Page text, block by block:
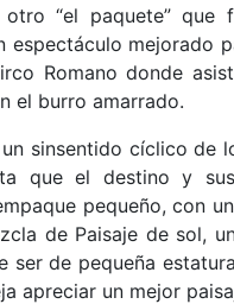
“el paquete” que
espectáculo mejorado
Romano donde
el burro amarrado.
sinsentido cíclico de
que el destino y
pequeño, con
de Paisaje de sol,
ser de pequeña
apreciar un mejor